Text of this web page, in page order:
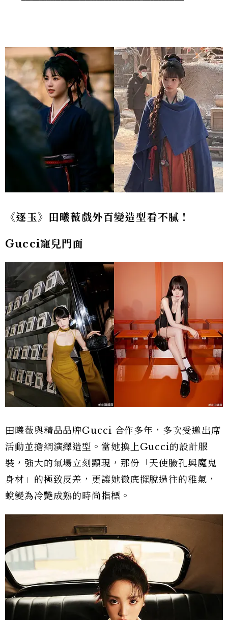
《逐玉》田曦薇戲外百變造型看不膩！
Gucci寵兒門面
田曦薇與精品品牌Gucci 合作多年，多次受邀出席
活動並擔綱演繹造型。當她換上Gucci的設計服
裝，強大的氣場立刻顯現，那份「天使臉孔與魔鬼
身材」的極致反差，更讓她徹底擺脫過往的稚氣，
蛻變為冷艷成熟的時尚指標。